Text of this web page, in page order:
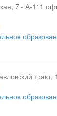
7 - А-111
тракт,